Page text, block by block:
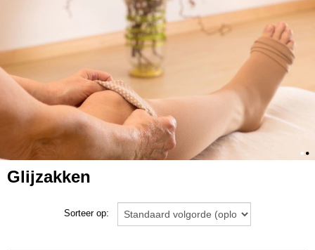
Glijzakken
Sorteer op: